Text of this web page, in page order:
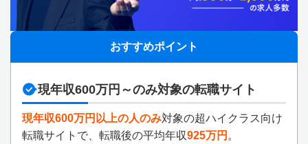
おすすめポイント
現年収600万円～のみ対象の転職サイト
現年収600万円以上の人のみ対象の超ハイクラス向け
転職サイトで、転職後の平均年収925万円 。